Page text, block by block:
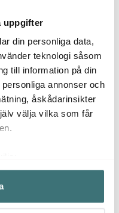
uppgifter
din personliga data,
teknologi såsom
till information på din
annonser och
åskådarinsikter
välja vilka som får
plats som
till flera meter
aktivt skanna den för
Cups mugg 25
NO SLEEP